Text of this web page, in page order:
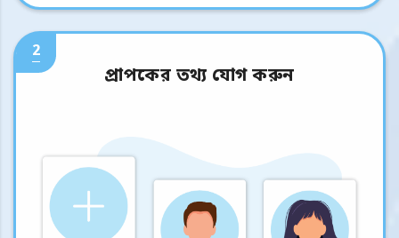
2
প্রাপকের তথ্য যোগ করুন